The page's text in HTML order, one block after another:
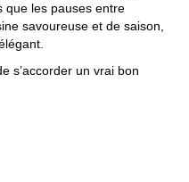
que les pauses entre
savoureuse et de saison,
s’accorder un vrai bon